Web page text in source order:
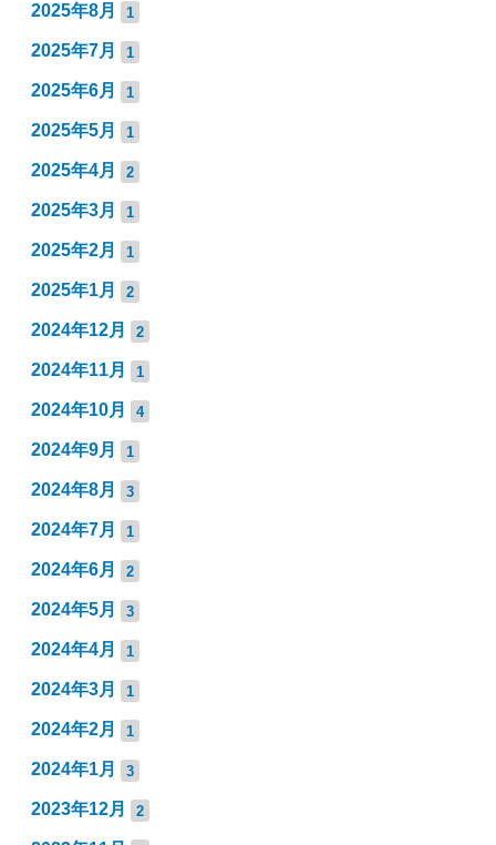
2025年8月 1
2025年7月 1
2025年6月 1
2025年5月 1
2025年4月 2
2025年3月 1
2025年2月 1
2025年1月 2
2024年12月 2
2024年11月 1
2024年10月 4
2024年9月 1
2024年8月 3
2024年7月 1
2024年6月 2
2024年5月 3
2024年4月 1
2024年3月 1
2024年2月 1
2024年1月 3
2023年12月 2